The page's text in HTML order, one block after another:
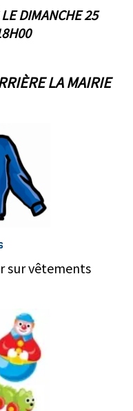
DIMANCHE 25
LA MAIRIE
sur vêtements